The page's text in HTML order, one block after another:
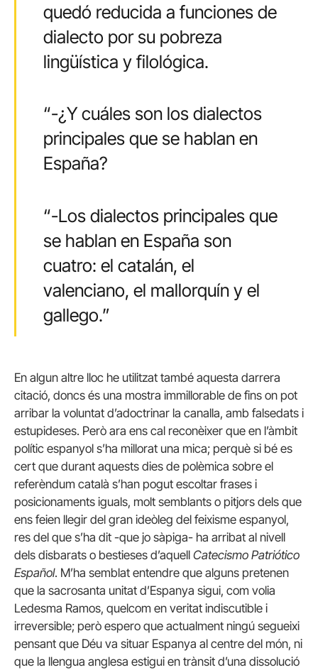
quedó reducida a funciones de
dialecto por su pobreza
lingüística y filológica.
“-¿Y cuáles son los dialectos
principales que se hablan en
España?
“-Los dialectos principales que
se hablan en España son
cuatro: el catalán, el
valenciano, el mallorquín y el
gallego.”
En algun altre lloc he utilitzat també aquesta darrera
citació, doncs és una mostra immillorable de fins on pot
arribar la voluntat d’adoctrinar la canalla, amb falsedats i
estupideses. Però ara ens cal reconèixer que en l’àmbit
polític espanyol s’ha millorat una mica; perquè si bé es
cert que durant aquests dies de polèmica sobre el
referèndum català s’han pogut escoltar frases i
posicionaments iguals, molt semblants o pitjors dels que
ens feien llegir del gran ideòleg del feixisme espanyol,
res del que s’ha dit -que jo sàpiga- ha arribat al nivell
dels disbarats o bestieses d’aquell Catecismo Patriótico
Español. M’ha semblat entendre que alguns pretenen
que la sacrosanta unitat d’Espanya sigui, com volia
Ledesma Ramos, quelcom en veritat indiscutible i
irreversible; però espero que actualment ningú segueixi
pensant que Déu va situar Espanya al centre del món, ni
que la llengua anglesa estigui en trànsit d’una dissolució